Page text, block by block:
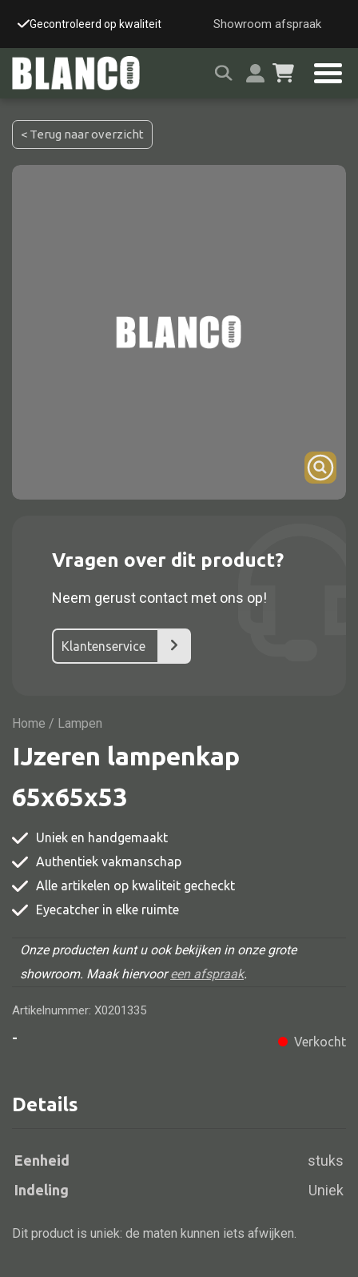
Gecontroleerd op kwaliteit Snelle & veilige
Showroom afspraak
Alle kasten
Dressoir
Nachtkast
Vitrine
TV meubel
Comode
Alle stoelen
Eetkamer stoel
Fautteuil
Barstoel
Kinderstoel
Kruk
Bank IJzer
< Terug naar overzicht
Vragen over dit product?
Neem gerust contact met ons op!
Klantenservice
Home / Lampen
IJzeren lampenkap
65x65x53
Uniek en handgemaakt
Authentiek vakmanschap
Alle artikelen op kwaliteit gecheckt
Eyecatcher in elke ruimte
Onze producten kunt u ook bekijken in onze grote
showroom. Maak hiervooreen afspraak.
Artikelnummer: X0201335
-
Verkocht
Details
Eenheid stuks
Indeling Uniek
Dit product is uniek: de maten kunnen iets afwijken.